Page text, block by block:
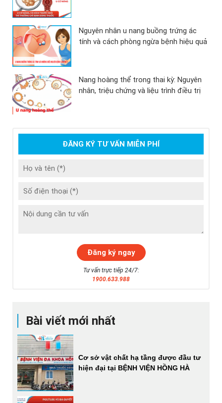
Nguyên nhân u nang buồng trứng ác
tính và cách phòng ngừa bệnh hiệu quả
Nang hoàng thể trong thai kỳ: Nguyên
nhân, triệu chứng và liệu trình điều trị
Bài viết mới nhất
Cơ sở vật chất hạ tầng được đầu tư
hiện đại tại BỆNH VIỆN HỒNG HÀ
ĐĂNG KÝ TƯ VẤN MIỄN PHÍ
Tư vấn trực tiếp 24/7:
1900.633.988